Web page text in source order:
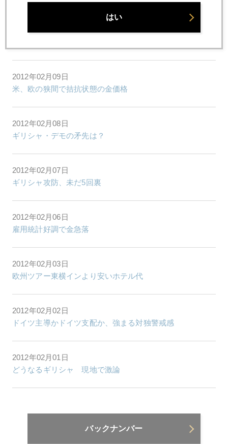
2012年02月09日
米、欧の狭間で拮抗状態の金価格
2012年02月08日
ギリシャ・デモの矛先は？
2012年02月07日
ギリシャ攻防、未だ5回裏
2012年02月06日
雇用統計好調で金急落
2012年02月03日
欧州ツアー東横インより安いホテル代
2012年02月02日
ドイツ主導かドイツ支配か、強まる対独警戒感
2012年02月01日
どうなるギリシャ 現地で激論
バックナンバー
はい